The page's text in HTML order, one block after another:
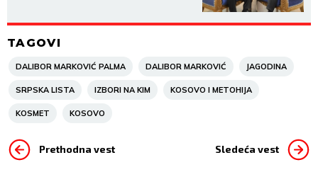
TAGOVI
DALIBOR MARKOVIĆ PALMA DALIBOR MARKOVIĆ JAGODINA
SRPSKA LISTA IZBORI NA KIM KOSOVO I METOHIJA
KOSMET KOSOVO
Prethodna vest Sledeća vest